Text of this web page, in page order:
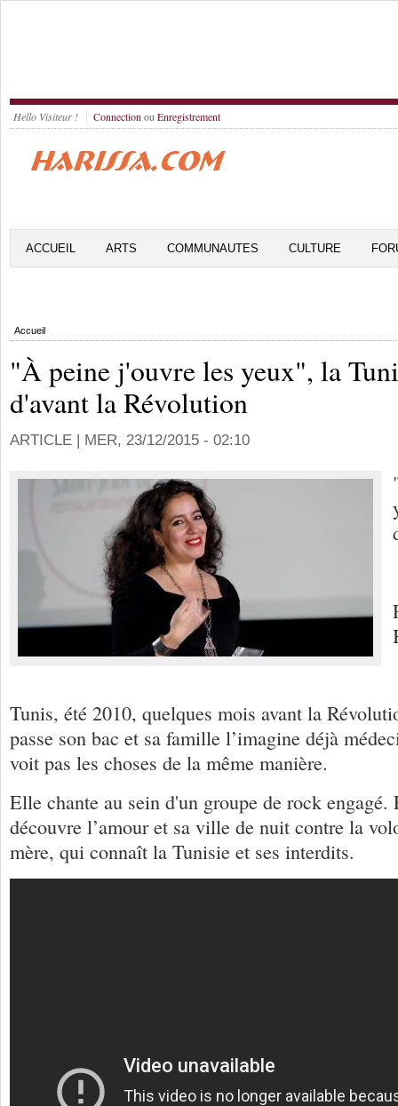
Hello Visiteur ! Connection ou Enregistrement
ACCUEIL ARTS COMMUNAUTES CULTURE
Accueil
"À peine j'ouvre les yeux", la
d'avant la Révolution
ARTICLE | MER, 23/12/2015 - 02:10
Tunis, été 2010, quelques mois avant la
passe son bac et sa famille l’imagine déjà
voit pas les choses de la même manière.
Elle chante au sein d'un groupe de rock engagé.
découvre l’amour et sa ville de nuit contre la
mère, qui connaît la Tunisie et ses interdits.